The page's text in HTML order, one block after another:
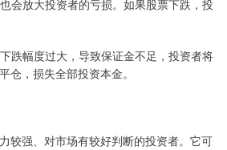
会放大投资者的亏损。如果股票下跌，投
跌幅度过大，导致保证金不足，投资者将
仓，损失全部投资本金。
较强、对市场有较好判断的投资者。它可